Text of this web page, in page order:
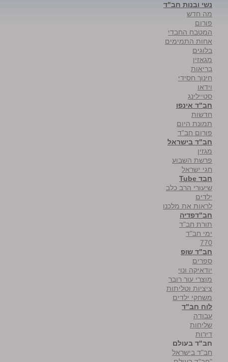
נשי ובנות חב"ד
מה חדש
פורום
המטבח החבדי
אחות התמימים
בלוגים
מגאזין
בריאות
חינוך חסידי
וידאו
סטיילינג
חב"ד אינפו
חדשות
תמונת היום
פורום חב"ד
חב"ד בישראל
מגזין
פרשת השבוע
חגי ישראל
חבד Tube
שיעורי הרב כלב
ילדים
לראות את מלכנו
חב"דפדיה
תורת חב"ד
ימי חב"ד
770
חב"ד שופ
ספרים
יודאיקה ונוי
מוצרי עור רובר
ציציות וטליתות
משחקי ילדים
לוח חב"ד
עבודה
שליחות
דירות
חב"ד בעולם
חב"ד בישראל